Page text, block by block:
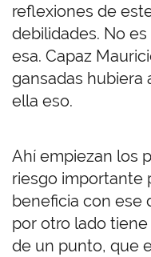
reflexiones de
debilidades. No
esa. Capaz
gansadas hubiera
ella eso.
Ahí empiezan los
riesgo importante
beneficia con ese
por otro lado
de un punto, que